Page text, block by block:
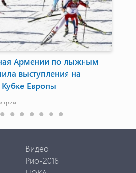
Армении по лыжным
выступления на
Европы
Видео
Рио-2016